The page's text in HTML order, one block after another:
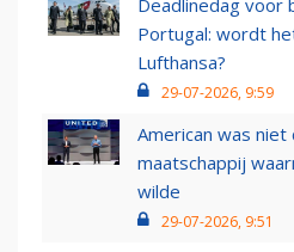
Deadlinedag voor
Portugal: wordt
Lufthansa?
29-07-2026, 9:59
American was niet
maatschappij
wilde
29-07-2026, 9:51